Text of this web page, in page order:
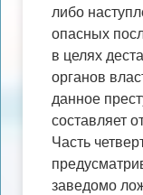
либо
опасных
в целях
органов
данное
составляет
Часть
заведомо